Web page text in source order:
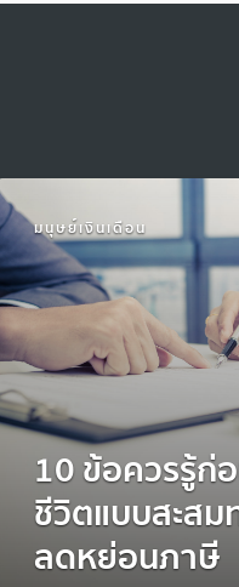
มนุษย์เงินเดือน
10 ข้อควรรู้ก่
ชีวิตแบบสะส
ลดหย่อนภาษี